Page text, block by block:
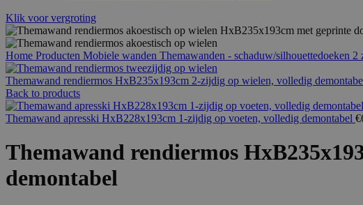
Klik voor vergroting
Home Producten Mobiele wanden Themawanden - schaduw/silhouettedoeken 2
Themawand rendiermos HxB235x193cm 2-zijdig op wielen, volledig
Back to products
Themawand apresski HxB228x193cm 1-zijdig op voeten, volledig demontabel €
Themawand rendiermos
demontabel